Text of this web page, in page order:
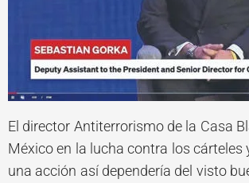
El director Antiterrorismo de la Casa
México en la lucha contra los
una acción así dependería del visto